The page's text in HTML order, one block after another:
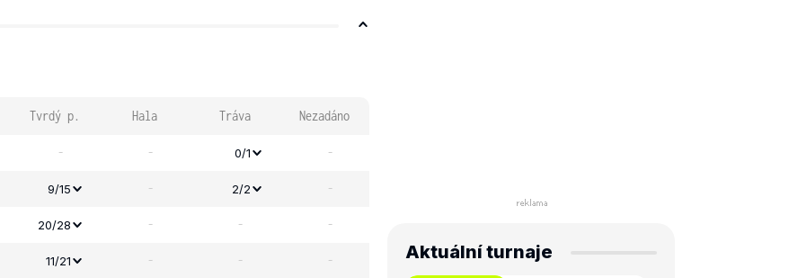
Tvrdý p. Hala Tráva Nezadáno
- - 0/1 -
9/15 - 2/2 -
20/28 - - -
11/21 - - - Aktuální turnaje